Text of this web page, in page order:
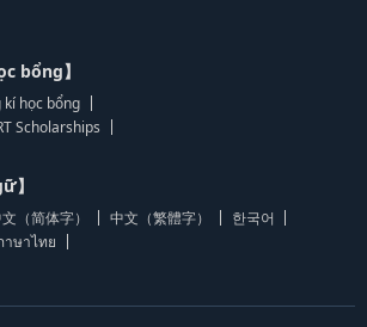
bổng】
học bổng
Scholarships
】
（简体字） 中文（繁體字）
한국어
าษาไทย